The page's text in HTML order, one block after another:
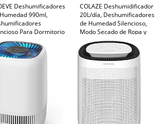
Deshumificadores
990ml,
Para Dormitorio
7 Luces De Color,
Automático,
De
COLAZE Deshumidificador
20L/día, Deshumificadores
de Humedad Silencioso,
Modo Secado de Ropa y
Auto Antihumedad,Drenaje
Continuo, Ideal para Baños,
Dormitorios, Sótanos